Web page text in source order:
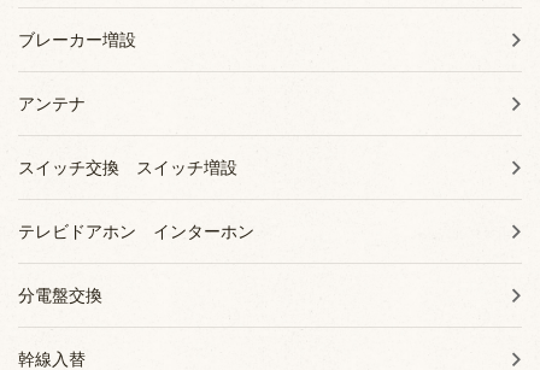
ブレーカー増設
アンテナ
スイッチ交換 スイッチ増設
テレビドアホン インターホン
分電盤交換
幹線入替